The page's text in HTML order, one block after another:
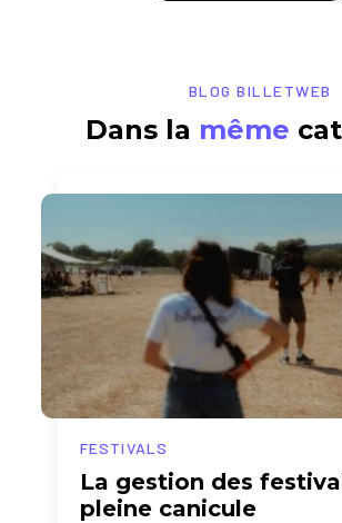
BLOG BILLETWEB
Dans la même
FESTIVALS
La gestion des
pleine canicule